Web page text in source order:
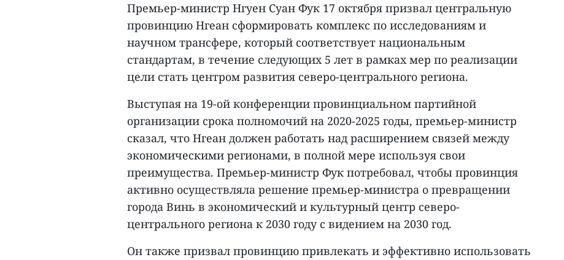
Премьер-министр Нгуен Суан Фук 17 октября призвал центральную
провинцию Нгеан сформировать комплекс по исследованиям и
научном трансфере, который соответствует национальным
стандартам, в течение следующих 5 лет в рамках мер по реализации
цели стать центром развития северо-центрального региона.
Выступая на 19-ой конференции провинциальном партийной
организации срока полномочий на 2020-2025 годы, премьер-министр
сказал, что Нгеан должен работать над расширением связей между
экономическими регионами, в полной мере используя свои
преимущества. Премьер-министр Фук потребовал, чтобы провинция
активно осуществляла решение премьер-министра о превращении
города Винь в экономический и культурный центр северо-
центрального региона к 2030 году с видением на 2030 год.
Он также призвал провинцию привлекать и эффективно использовать